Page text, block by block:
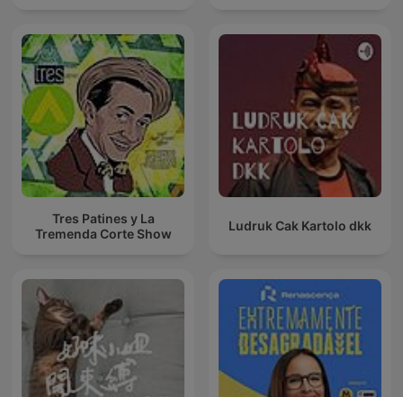
Tres Patines y La
Tremenda Corte Show
Ludruk Cak Kartolo dkk